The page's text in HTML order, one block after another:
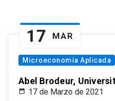
17 MAR
Microeconomía Aplicada
Abel Brodeur,
17 de Marzo de 2021